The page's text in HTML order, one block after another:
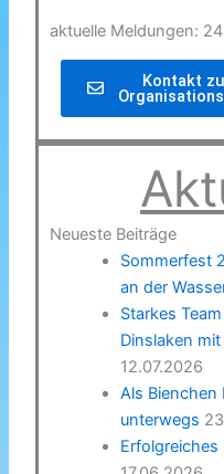
aktuelle Meldungen:
Kontakt
Neueste Beiträge
Sommerfest
an der
Starkes
Dinslaken
12.07.2026
Als
unterwegs